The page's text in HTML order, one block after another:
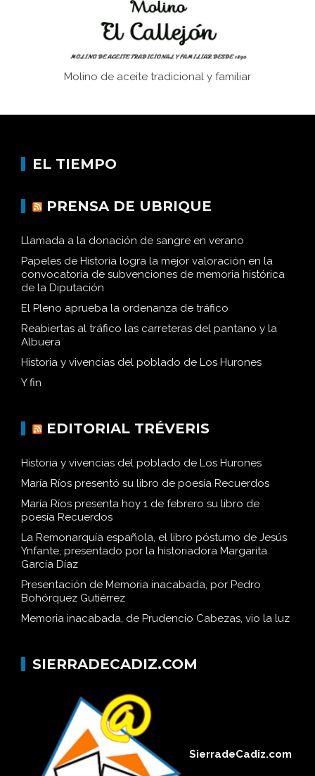
Molino de aceite tradicional y familiar
EL TIEMPO
PRENSA DE UBRIQUE
Llamada a la donación de sangre en verano
Papeles de Historia logra la mejor valoración en la
convocatoria de subvenciones de memoria histórica
de la Diputación
El Pleno aprueba la ordenanza de tráfico
Reabiertas al tráfico las carreteras del pantano y la
Albuera
Historia y vivencias del poblado de Los Hurones
Y fin
EDITORIAL TRÉVERIS
Historia y vivencias del poblado de Los Hurones
María Ríos presentó su libro de poesía Recuerdos
María Ríos presenta hoy 1 de febrero su libro de
poesía Recuerdos
La Remonarquía española, el libro póstumo de Jesús
Ynfante, presentado por la historiadora Margarita
García Díaz
Presentación de Memoria inacabada, por Pedro
Bohórquez Gutiérrez
Memoria inacabada, de Prudencio Cabezas, vio la luz
SIERRADECADIZ.COM
SierradeCadiz.com